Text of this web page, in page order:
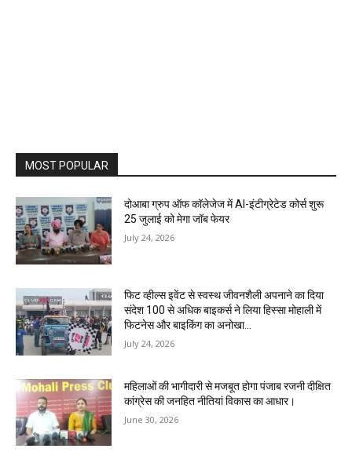
MOST POPULAR
दोआबा ग्रुप ऑफ कॉलेजेज में AI-इंटीग्रेटेड कोर्स शुरू
25 जुलाई को मेगा जॉब फेयर
July 24, 2026
फिट व्हील्स इवेंट से स्वस्थ जीवनशैली अपनाने का दिया
संदेश 100 से अधिक बाइकर्स ने लिया हिस्सा मोहाली में
फिटनेस और बाइकिंग का अनोखा...
July 24, 2026
महिलाओं की भागीदारी से मजबूत होगा पंजाब रजनी दीक्षित
कांग्रेस की जनहित नीतियां विकास का आधार।
June 30, 2026